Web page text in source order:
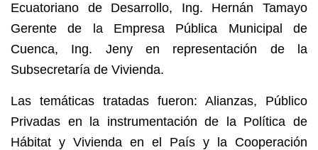
Ecuatoriano de Desarrollo, Ing. Hernán Tamayo
Gerente de la Empresa Pública Municipal de
Cuenca, Ing. Jeny en representación de la
Subsecretaría de Vivienda.
Las temáticas tratadas fueron: Alianzas, Público
Privadas en la instrumentación de la Política de
Hábitat y Vivienda en el País y la Cooperación